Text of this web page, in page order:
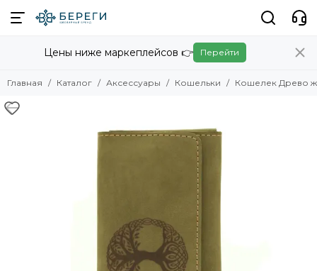
Аксессуары
Смотреть все товары
Гайтаны
Цены ниже маркеплейсов 👉 Перейти
Главная Каталог Аксессуары Кошельки Кошелек Древо